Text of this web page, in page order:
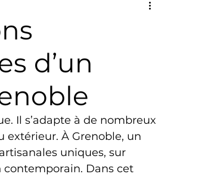
d’un
Il s’adapte à de nombreux
extérieur. À Grenoble, un
uniques, sur
Dans cet